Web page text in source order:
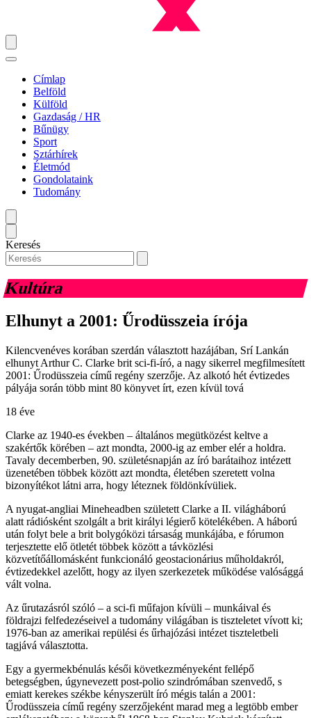
Címlap
Belföld
Külföld
Gazdaság / HR
Bűnügy
Sport
Sztárhírek
Életmód
Gondolataink
Tudomány
Keresés
Kultúra
Elhunyt a 2001: Űrodüsszeia írója
Kilencvenéves korában szerdán választott hazájában, Srí Lankán
elhunyt Arthur C. Clarke brit sci-fi-író, a nagy sikerrel megfilmesített
2001: Űrodüsszeia című regény szerzője. Az alkotó hét évtizedes
pályája során több mint 80 könyvet írt, ezen kívül tová
18 éve
Clarke az 1940-es években – általános megütközést keltve a
szakértők körében – azt mondta, 2000-ig az ember elér a holdra.
Tavaly decemberben, 90. születésnapján az író barátaihoz intézett
üzenetében többek között azt mondta, életében szeretett volna
bizonyítékot látni arra, hogy léteznek földönkívüliek.
A nyugat-angliai Mineheadben született Clarke a II. világháború
alatt rádiósként szolgált a brit királyi légierő kötelékében. A háború
után folyt bele a brit bolygóközi társaság munkájába, e fórumon
terjesztette elő ötletét többek között a távközlési
közvetítőállomásként funkcionáló geostacionárius műholdakról,
évtizedekkel azelőtt, hogy az ilyen szerkezetek működése valósággá
vált volna.
Az űrutazásról szóló – a sci-fi műfajon kívüli – munkáival és
földrajzi felfedezéseivel a tudomány világában is tiszteletet vívott ki;
1976-ban az amerikai repülési és űrhajózási intézet tiszteletbeli
tagjává választotta.
Egy a gyermekbénulás késői következményeként fellépő
betegségben, úgynevezett post-polio szindrómában szenvedő, s
emiatt kerekes székbe kényszerült író mégis talán a 2001:
Űrodüsszeia című regény szerzőjeként marad meg a legtöbb ember